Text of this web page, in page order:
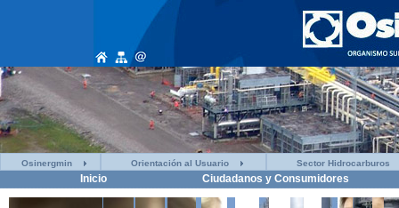
Osinergmin Orientación al Usuario Sector Hidrocarburos
Inicio Ciudadanos y Consumidores